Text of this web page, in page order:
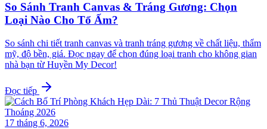
So Sánh Tranh Canvas & Tráng Gương: Chọn
Loại Nào Cho Tổ Ấm?
So sánh chi tiết tranh canvas và tranh tráng gương về chất liệu, thẩm
mỹ, độ bền, giá. Đọc ngay để chọn đúng loại tranh cho không gian
nhà bạn từ Huyền My Decor!
Đọc tiếp
17 tháng 6, 2026